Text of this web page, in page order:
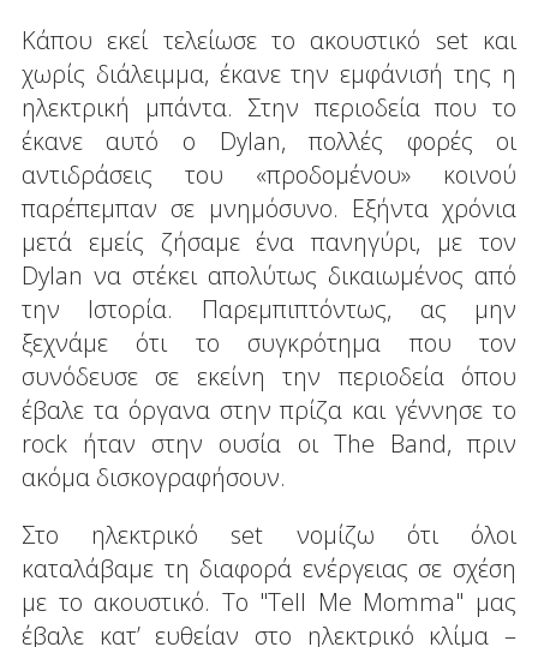
Κάπου εκεί τελείωσε το ακουστικό set και
χωρίς διάλειμμα, έκανε την εμφάνισή της η
ηλεκτρική μπάντα. Στην περιοδεία που το
έκανε αυτό ο Dylan, πολλές φορές οι
αντιδράσεις του «προδομένου» κοινού
παρέπεμπαν σε μνημόσυνο. Εξήντα χρόνια
μετά εμείς ζήσαμε ένα πανηγύρι, με τον
Dylan να στέκει απολύτως δικαιωμένος από
την Ιστορία. Παρεμπιπτόντως, ας μην
ξεχνάμε ότι το συγκρότημα που τον
συνόδευσε σε εκείνη την περιοδεία όπου
έβαλε τα όργανα στην πρίζα και γέννησε το
rock ήταν στην ουσία οι The Band, πριν
ακόμα δισκογραφήσουν.
Στο ηλεκτρικό set νομίζω ότι όλοι
καταλάβαμε τη διαφορά ενέργειας σε σχέση
με το ακουστικό. Το "Tell Me Momma" μας
έβαλε κατ’ ευθείαν στο ηλεκτρικό κλίμα –